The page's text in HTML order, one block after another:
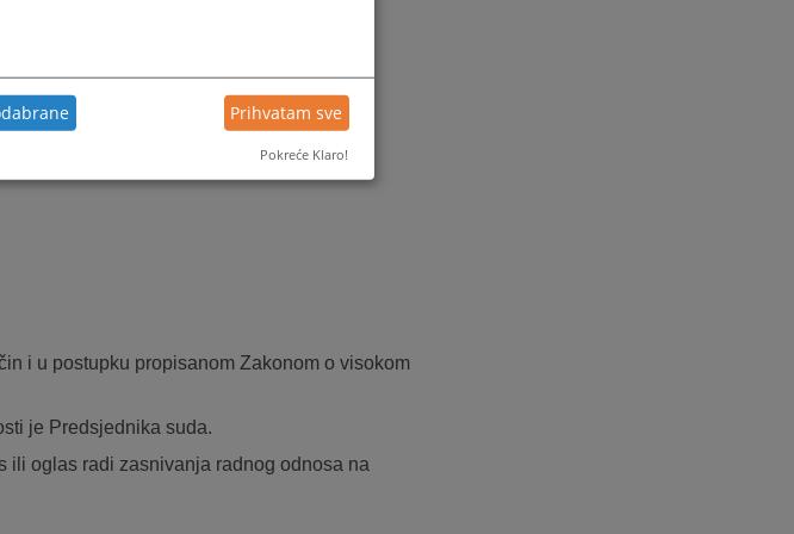
stepenu obrazovanja i
i u postupku propisanom Zakonom o visokom
je Predsjednika suda.
ili oglas radi zasnivanja radnog odnosa na
Prihvatam sve
Pokreće Klaro!